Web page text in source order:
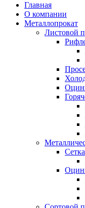
Главная
О компании
Металлопрокат
Листовой
Сетка